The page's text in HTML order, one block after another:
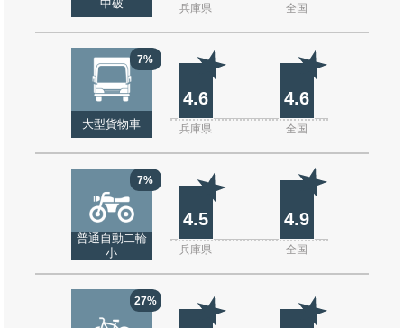
中破 兵庫県 全国
7%
大型貨物車
4.6 4.6
兵庫県 全国
7%
普通自動二輪
小
4.5 4.9
兵庫県 全国
27%